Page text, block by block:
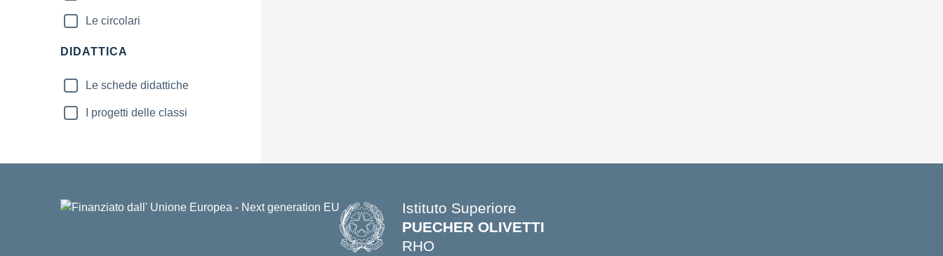
Le circolari
DIDATTICA
Le schede didattiche
I progetti delle classi
Istituto Superiore
PUECHER OLIVETTI
RHO